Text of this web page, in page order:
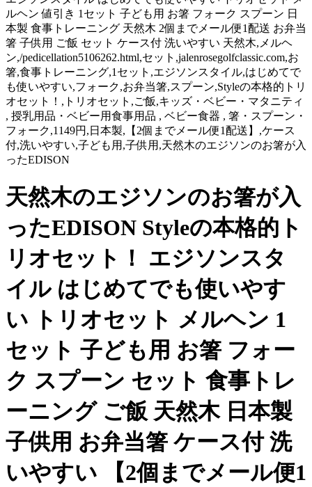
ルヘン 値引き 1セット 子ども用 お箸 フォーク スプーン 日
本製 食事トレーニング 天然木 2個までメール便1配送 お弁当
箸 子供用 ご飯 セット ケース付 洗いやすい 天然木,メルヘ
ン,/pedicellation5106262.html,セット,jalenrosegolfclassic.com,お
箸,食事トレーニング,1セット,エジソンスタイル,はじめてで
も使いやすい,フォーク,お弁当箸,スプーン,Styleの本格的トリ
オセット！,トリオセット,ご飯,キッズ・ベビー・マタニティ
, 授乳用品・ベビー用食事用品 , ベビー食器 , 箸・スプーン・
フォーク,1149円,日本製,【2個までメール便1配送】,ケース
付,洗いやすい,子ども用,子供用,天然木のエジソンのお箸が入
ったEDISON
天然木のエジソンのお箸が入
ったEDISON Styleの本格的ト
リオセット！ エジソンスタ
イル はじめてでも使いやす
い トリオセット メルヘン 1
セット 子ども用 お箸 フォー
ク スプーン セット 食事トレ
ーニング ご飯 天然木 日本製
子供用 お弁当箸 ケース付 洗
いやすい 【2個までメール便1